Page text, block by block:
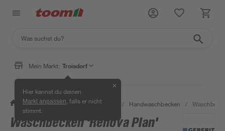
Mein Markt: Troisdorf
Hier kannst du deinen
Markt anpassen , falls er nicht
stimmt.
✕
/ Bad & Sanitär / Waschbecken / Handwaschbecken /
Waschbecken 'Renova Plan'